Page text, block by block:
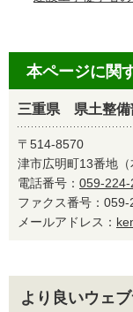
本ページに関
三重県 県土整
〒514-8570
津市広明町13番地（
電話番号： 059-224-
ファクス番号：
メールアドレス：
より良いウェ